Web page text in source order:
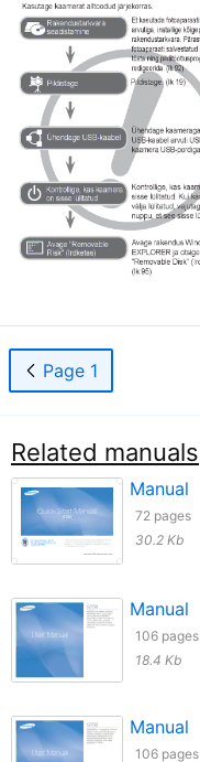
Page 1
Related manuals
Manual
72 pages
30.2 Kb
Manual
106 pages
18.4 Kb
Manual
106 pages